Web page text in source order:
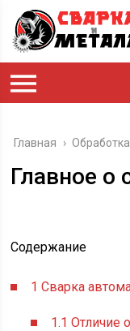
Главная ›
Главное о
Содержание
1 Сварка
1.1 Отличие